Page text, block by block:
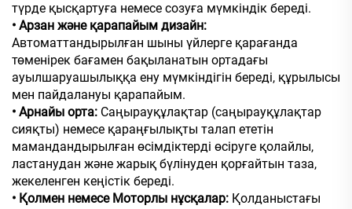
түрде қысқартуға немесе созуға мүмкіндік береді.
• Арзан және қарапайым дизайн:
Автоматтандырылған шыны үйлерге қарағанда
төменірек бағамен бақыланатын ортадағы
ауылшаруашылыққа ену мүмкіндігін береді, құрылысы
мен пайдалануы қарапайым.
• Арнайы орта: Саңырауқұлақтар (саңырауқұлақтар
сияқты) немесе қараңғылықты талап ететін
мамандандырылған өсімдіктерді өсіруге қолайлы,
ластанудан және жарық бүлінуден қорғайтын таза,
жекеленген кеңістік береді.
• Қолмен немесе Моторлы нұсқалар: Қолданыстағы